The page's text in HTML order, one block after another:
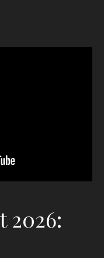
2026: